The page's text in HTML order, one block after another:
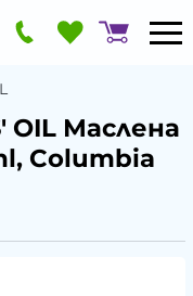
OIL Маслена
Columbia